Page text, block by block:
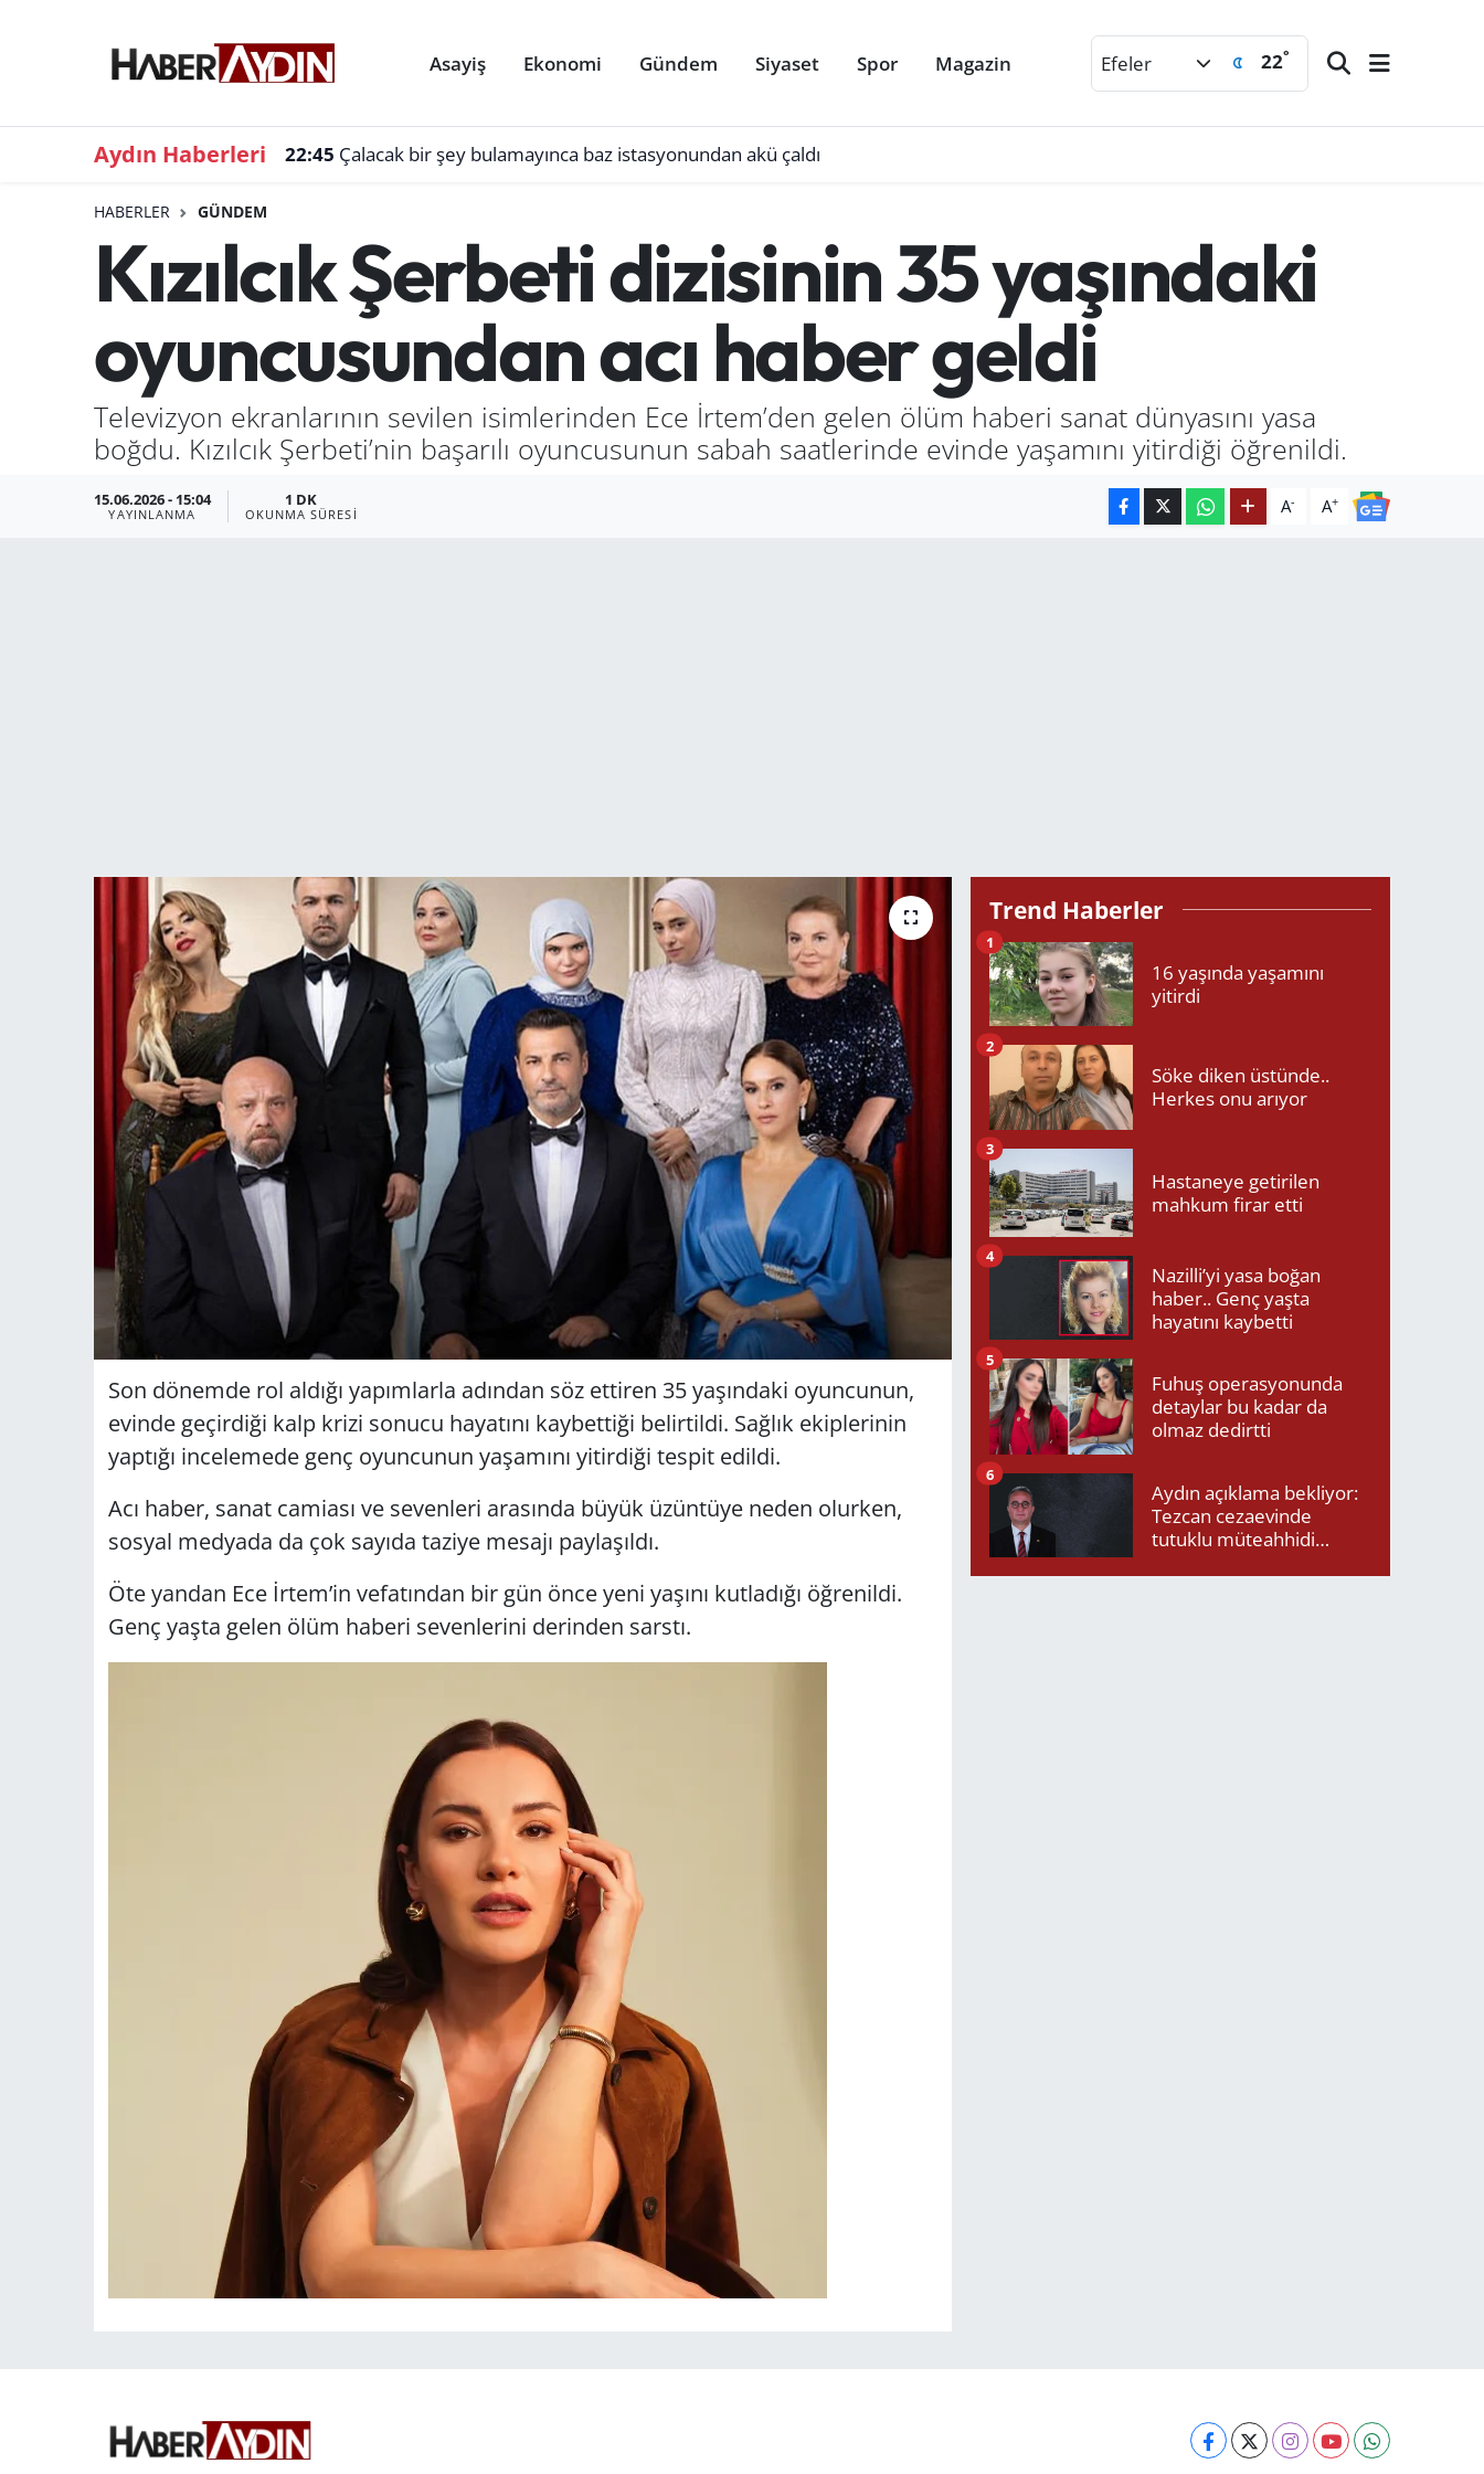
Asayiş Ekonomi Gündem Siyaset Spor Magazin Efeler 22°
Aydın Haberleri 22:45 Çalacak bir şey bulamayınca baz istasyonundan akü çaldı
HABERLER GÜNDEM
Kızılcık Şerbeti dizisinin 35 yaşındaki
oyuncusundan acı haber geldi
Televizyon ekranlarının sevilen isimlerinden Ece İrtem’den gelen ölüm haberi sanat dünyasını yasa
boğdu. Kızılcık Şerbeti’nin başarılı oyuncusunun sabah saatlerinde evinde yaşamını yitirdiği öğrenildi.
15.06.2026 - 15:04
YAYINLANMA
1 DK
OKUNMA SÜRESI A- A+
Son dönemde rol aldığı yapımlarla adından söz ettiren 35 yaşındaki oyuncunun,
evinde geçirdiği kalp krizi sonucu hayatını kaybettiği belirtildi. Sağlık ekiplerinin
yaptığı incelemede genç oyuncunun yaşamını yitirdiği tespit edildi.
Acı haber, sanat camiası ve sevenleri arasında büyük üzüntüye neden olurken,
sosyal medyada da çok sayıda taziye mesajı paylaşıldı.
Öte yandan Ece İrtem’in vefatından bir gün önce yeni yaşını kutladığı öğrenildi.
Genç yaşta gelen ölüm haberi sevenlerini derinden sarstı.
Trend Haberler
16 yaşında yaşamını
yitirdi
1
Söke diken üstünde..
Herkes onu arıyor
2
Hastaneye getirilen
mahkum firar etti
3
Nazilli’yi yasa boğan
haber.. Genç yaşta
hayatını kaybetti
4
Fuhuş operasyonunda
detaylar bu kadar da
olmaz dedirtti
5
Aydın açıklama bekliyor:
Tezcan cezaevinde
tutuklu müteahhidi
6